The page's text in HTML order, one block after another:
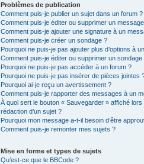
Problèmes de publication
Comment puis-je publier un sujet dans un forum ?
Comment puis-je éditer ou supprimer un
Comment puis-je ajouter une signature à un
Comment puis-je créer un sondage ?
Pourquoi ne puis-je pas ajouter plus d’options à
Comment puis-je éditer ou supprimer un sondage
Pourquoi ne puis-je pas accéder à un forum ?
Pourquoi ne puis-je pas insérer de pièces jointes
Pourquoi ai-je reçu un avertissement ?
Comment puis-je rapporter des messages à un
À quoi sert le bouton « Sauvegarder » affiché lors
rédaction d’un sujet ?
Pourquoi mon message a-t-il besoin d’être
Comment puis-je remonter mes sujets ?
Mise en forme et types de sujets
Qu’est-ce que le BBCode ?